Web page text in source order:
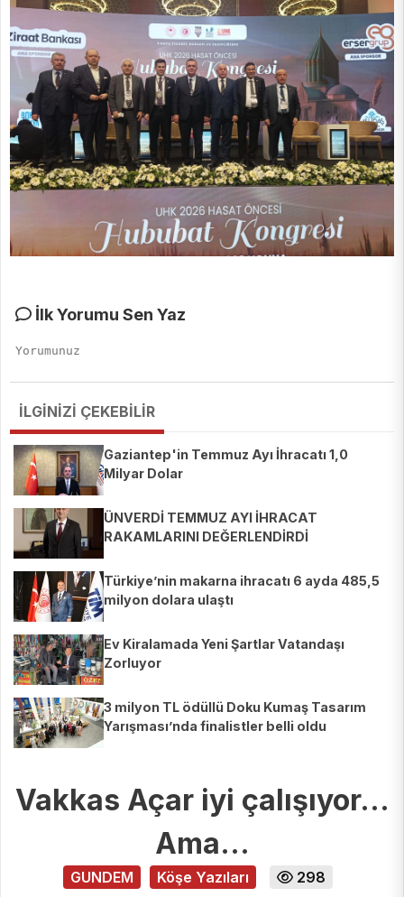
İlk Yorumu Sen Yaz
İLGİNİZİ ÇEKEBİLİR
Gaziantep'in Temmuz Ayı İhracatı 1,0
Milyar Dolar
ÜNVERDİ TEMMUZ AYI İHRACAT
RAKAMLARINI DEĞERLENDİRDİ
Türkiye’nin makarna ihracatı 6 ayda 485,5
milyon dolara ulaştı
Ev Kiralamada Yeni Şartlar Vatandaşı
Zorluyor
3 milyon TL ödüllü Doku Kumaş Tasarım
Yarışması’nda finalistler belli oldu
Vakkas Açar iyi çalışıyor...
Ama...
GUNDEM Köşe Yazıları
298